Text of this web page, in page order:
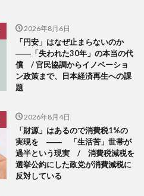
2026年8月6日
「円安」はなぜ止まらないのか
――「失われた30年」の本当の代
償 / 官民協調からイノベーショ
ン政策まで、日本経済再生への課
題
2026年8月4日
「財源」はあるので消費税1%の
実現を ―― 「生活苦」世帯が
過半という現実 / 消費税減税を
選挙公約にした政党が消費減税に
反対している